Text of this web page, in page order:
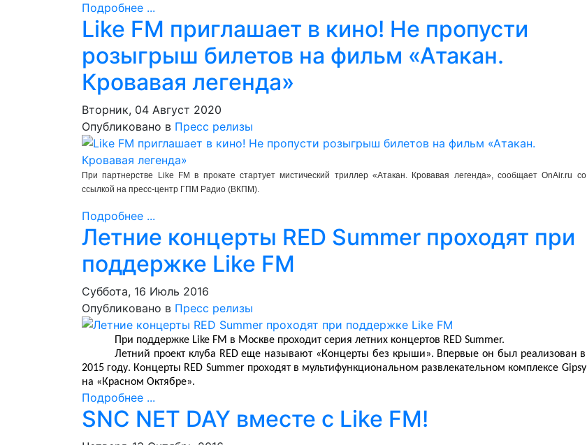
Подробнее ...
Like FM приглашает в кино! Не пропусти
розыгрыш билетов на фильм «Атакан.
Кровавая легенда»
Вторник, 04 Август 2020
Опубликовано в Пресс релизы
При партнерстве Like FM в прокате стартует мистический триллер «Атакан. Кровавая легенда», сообщает OnAir.ru со
ссылкой на пресс-центр ГПМ Радио (ВКПМ).
Подробнее ...
Летние концерты RED Summer проходят при
поддержке Like FM
Суббота, 16 Июль 2016
Опубликовано в Пресс релизы
При поддержке Like FM в Москве проходит серия летних концертов RED Summer.
Летний проект клуба RED еще называют «Концерты без крыши». Впервые он был реализован в
2015 году. Концерты RED Summer проходят в мультифункциональном развлекательном комплексе Gipsy
на «Красном Октябре».
Подробнее ...
SNC NET DAY вместе с Like FM!